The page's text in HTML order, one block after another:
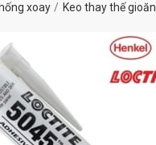
xoay
Keo thay thế